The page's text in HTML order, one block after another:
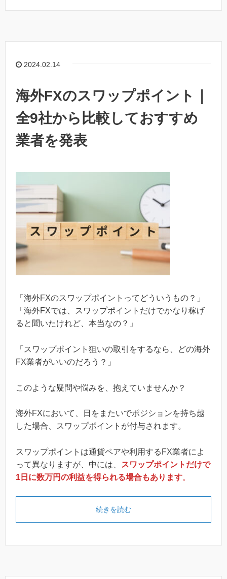
2024.02.14
海外FXのスワップポイント｜
全9社から比較しておすすめ
業者を発表
「海外FXのスワップポイントってどういうもの？」
「海外FXでは、スワップポイントだけでかなり稼げ
ると聞いたけれど、本当なの？」
「スワップポイント狙いの取引をするなら、どの海外
FX業者がいいのだろう？」
このような疑問や悩みを、抱えていませんか？
海外FXにおいて、日をまたいでポジションを持ち越
した場合、スワップポイントが付与されます。
スワップポイントは通貨ペアや利用するFX業者によ
って異なりますが、中には、
スワップポイントだけで
1日に数万円の利益を得られる場合もあります。
続きを読む